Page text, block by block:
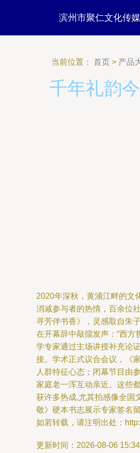
滨州市聚仁文化传
当前位置： 首页 > 产品
千年礼韵
2020年深秋，黄浦江畔的文
消减参与者的热情，百余位
寻芳伴书香》，灵感取自朱
在开幕辞中敲擂发声：“西
学专家通过主场讲授补充论
接。学术正式议合会议，《
人群特征心态；闭幕节目由
家庭老一浑互动亲近。这些
获许多热成,尤其拍感像全国
敬》硬本书志展示专家签名
如若转载，请注明出处：
更新时间：2026-08-06